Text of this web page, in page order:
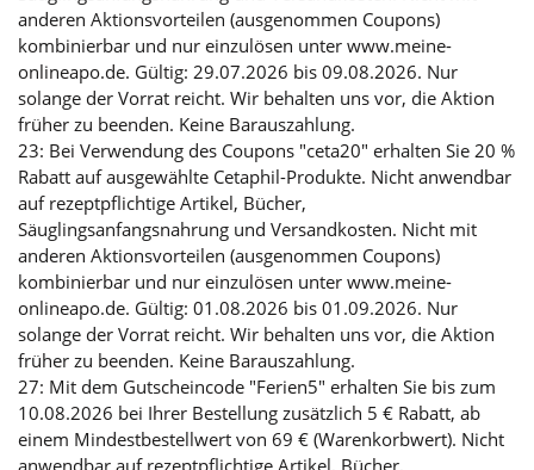
anderen Aktionsvorteilen (ausgenommen Coupons)
kombinierbar und nur einzulösen unter www.meine-
onlineapo.de. Gültig: 29.07.2026 bis 09.08.2026. Nur
solange der Vorrat reicht. Wir behalten uns vor, die Aktion
früher zu beenden. Keine Barauszahlung.
23: Bei Verwendung des Coupons "ceta20" erhalten Sie 20 %
Rabatt auf ausgewählte Cetaphil-Produkte. Nicht anwendbar
auf rezeptpflichtige Artikel, Bücher,
Säuglingsanfangsnahrung und Versandkosten. Nicht mit
anderen Aktionsvorteilen (ausgenommen Coupons)
kombinierbar und nur einzulösen unter www.meine-
onlineapo.de. Gültig: 01.08.2026 bis 01.09.2026. Nur
solange der Vorrat reicht. Wir behalten uns vor, die Aktion
früher zu beenden. Keine Barauszahlung.
27: Mit dem Gutscheincode "Ferien5" erhalten Sie bis zum
10.08.2026 bei Ihrer Bestellung zusätzlich 5 € Rabatt, ab
einem Mindestbestellwert von 69 € (Warenkorbwert). Nicht